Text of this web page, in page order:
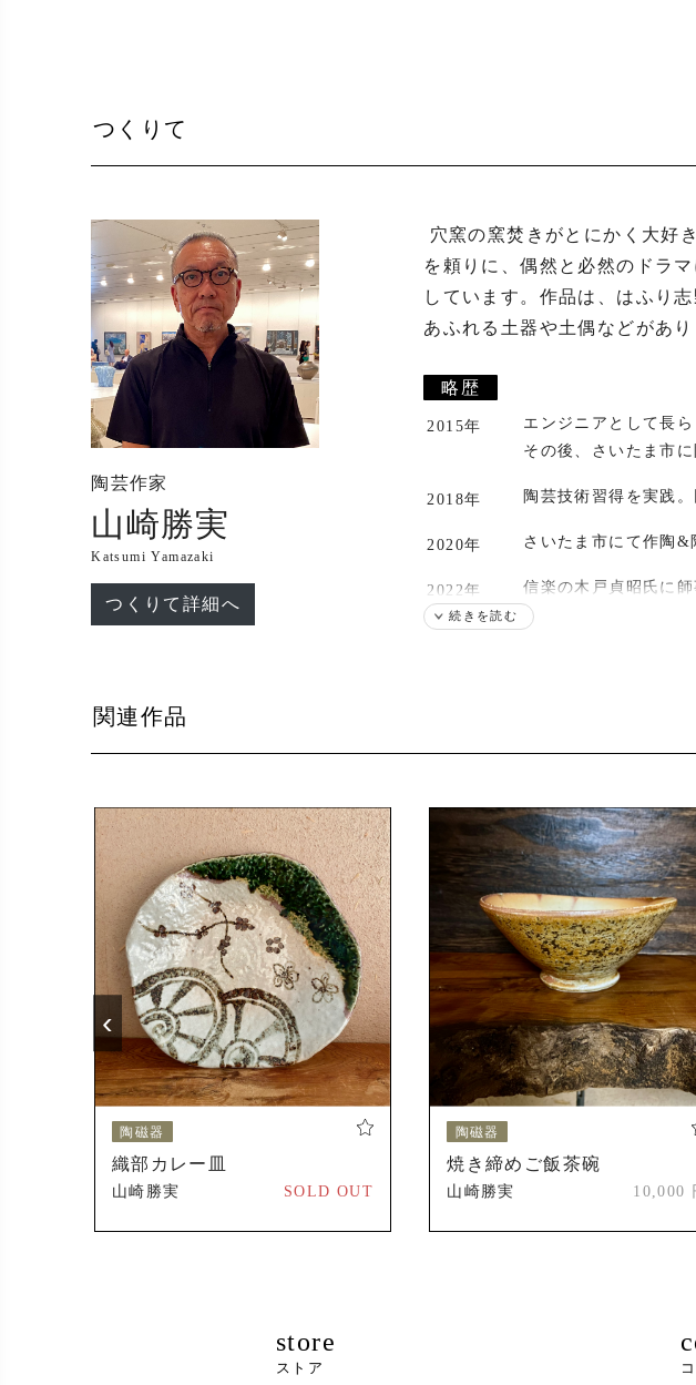
つくりて
陶芸作家
山崎勝実
Katsumi Yamazaki
つくりて詳細へ
を頼りに、偶然と必然のドラ
しています。作品は、はふり
あふれる土器や土偶などがあり
略歴
2015年
エンジニアとして長
その後、さいたま市
2018年 陶芸技術習得を実践
2020年 さいたま市にて作陶&
2022年
信楽の木戸貞昭氏に師
信楽はふり窯で年4回
出展歴
2020年 さいたま市近隣のシ
2024年 福岡、小倉、姫路、
受賞歴
2023年 創造展(創造美術会)
2024年 第1回アジア国際美術
続きを読む
関連作品
陶磁器
織部カレー皿
山崎勝実 SOLD OUT
陶磁器
焼き締めご飯茶碗
山崎勝実 10,000
‹
store
ストア